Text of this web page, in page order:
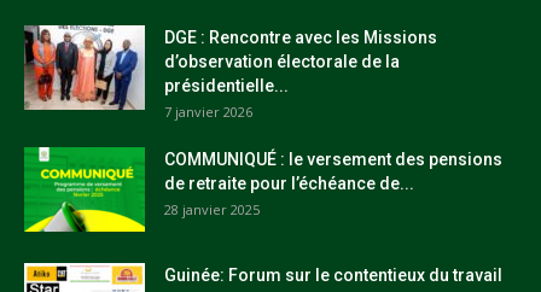
DGE : Rencontre avec les Missions
d’observation électorale de la
présidentielle...
7 janvier 2026
COMMUNIQUÉ : le versement des pensions
de retraite pour l’échéance de...
28 janvier 2025
Guinée: Forum sur le contentieux du travail